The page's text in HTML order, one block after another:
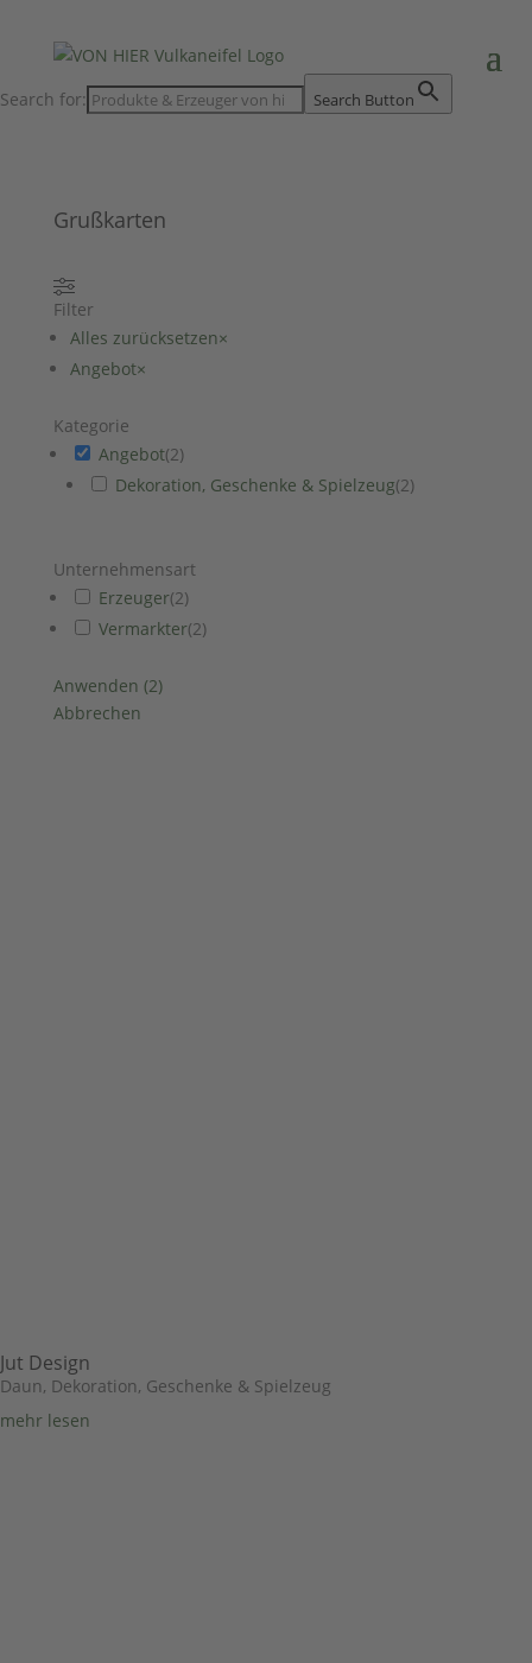
Search for: Search Button
Grußkarten
Filter
Alles zurücksetzen×
Angebot×
Kategorie
Angebot(2)
Dekoration, Geschenke & Spielzeug(2)
Unternehmensart
Erzeuger(2)
Vermarkter(2)
Anwenden (2)
Abbrechen
Jut Design
Daun, Dekoration, Geschenke & Spielzeug
mehr lesen